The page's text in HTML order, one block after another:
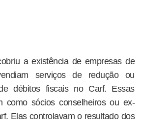
a existência de empresas de
serviços de redução ou
débitos fiscais no Carf. Essas
como sócios conselheiros ou ex-
Elas controlavam o resultado dos